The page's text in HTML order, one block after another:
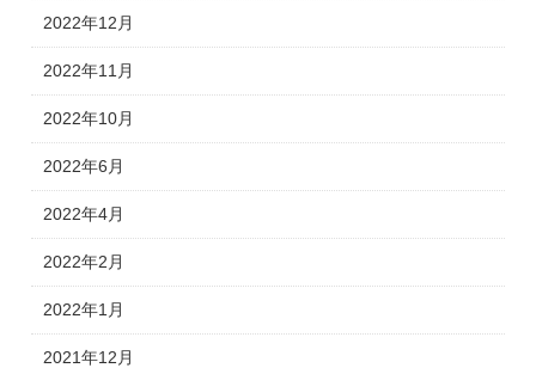
2022年12月
2022年11月
2022年10月
2022年6月
2022年4月
2022年2月
2022年1月
2021年12月